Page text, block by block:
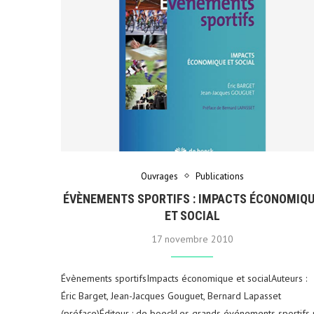
Ouvrages Publications
ÉVÈNEMENTS SPORTIFS : IMPACTS
ET SOCIAL
17 novembre 2010
Évènements sportifsImpacts économique et socialAuteurs :
Éric Barget, Jean-Jacques Gouguet, Bernard Lapasset